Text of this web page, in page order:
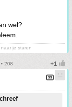
wel?
je staren
208